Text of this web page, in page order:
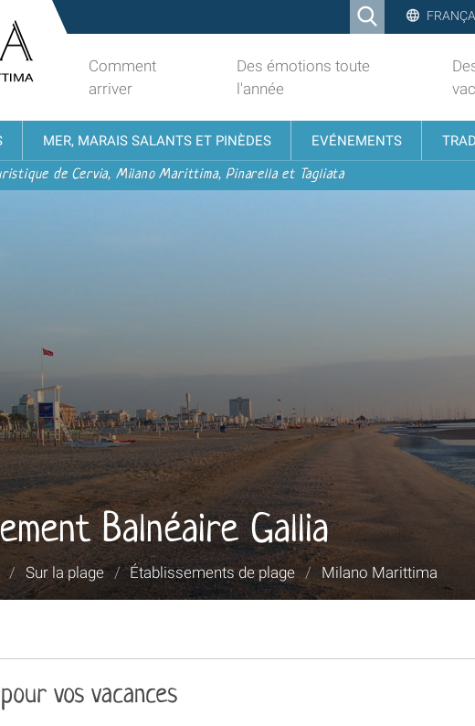
Ricerca
Search…
Comment
arriver
Des émotions toute
l'année
MER, MARAIS SALANTS ET PINÈDES EVÉNEMENTS
de Cervia, Milano Marittima, Pinarella et Tagliata
Balnéaire Gallia
/ Sur la plage / Établissements de plage / Milano Marittima
vos vacances